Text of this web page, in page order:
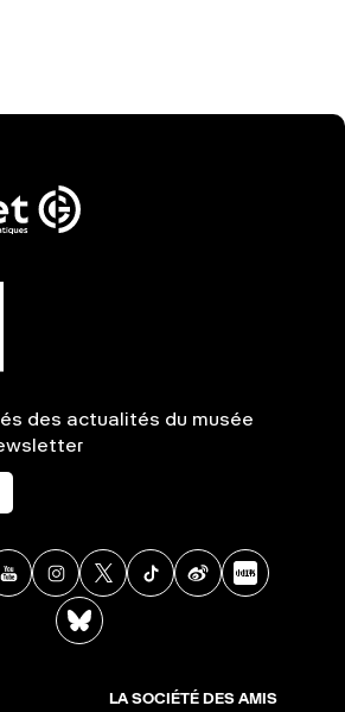
des actualités du musée
LinkedinYoutubeInstagram
X TikTokWeibo
LA SOCIÉTÉ DES AMIS